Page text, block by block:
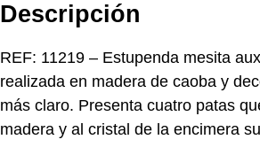
Descripción
REF: 11219 – Estupenda mesita
realizada en madera de caoba y
más claro. Presenta cuatro patas
madera y al cristal de la encimera